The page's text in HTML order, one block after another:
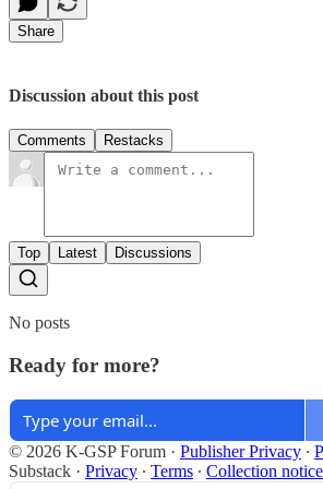
Share
Discussion about this post
Comments Restacks
Top Latest Discussions
No posts
Ready for more?
© 2026 K-GSP Forum · Publisher Privacy ∙
Substack · Privacy ∙ Terms ∙ Collection notice